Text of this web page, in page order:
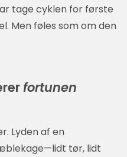
tage cyklen for første
Men føles som om den
fortunen
Lyden af en
tør, lidt